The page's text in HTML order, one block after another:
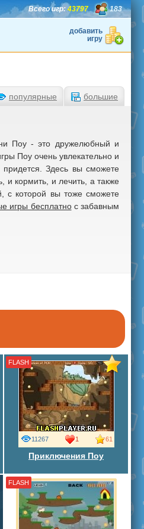
183
Всего игр:43797
добавить
игру
Поу - это дружелюбный и
Поу очень увлекательно и
придется. Здесь вы сможете
и кормить, и лечить, а также
с которой вы тоже сможете
игры бесплатнос забавным
популярные большие
Приключения Поу
11267 1 61
FLASH
FLASH